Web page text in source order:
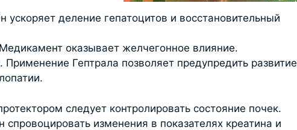
деление гепатоцитов и восстановительный
оказывает желчегонное влияние.
Применение Гептрала позволяет предупредить развитие
следует контролировать состояние почек.
спровоцировать изменения в показателях креатина и